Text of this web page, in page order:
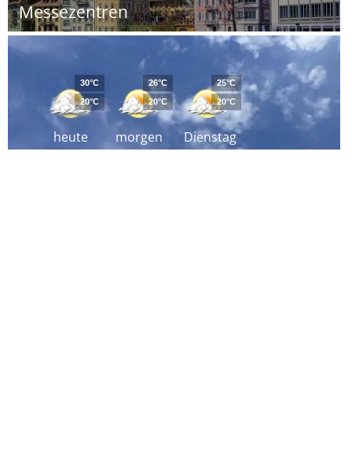
Messezentren
heute
30°C
20°C
morgen
26°C
20°C
Dienstag
25°C
20°C